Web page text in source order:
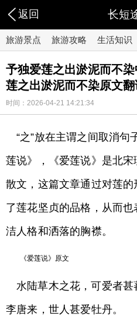
返回 长短
旅游景点 旅游攻略 生活知识
予独爱莲之出淤泥而不
莲之出淤泥而不染原文翻
时间：2026-04-21 14:21:34
“之”放在主谓之间取消句
莲说》，《爱莲说》是北
散文，这篇文章通过对莲
了莲花坚贞的品格，从而
洁人格和洒落的胸襟。
《爱莲说》原文
水陆草木之花，可爱者
李唐来，世人甚爱牡丹。